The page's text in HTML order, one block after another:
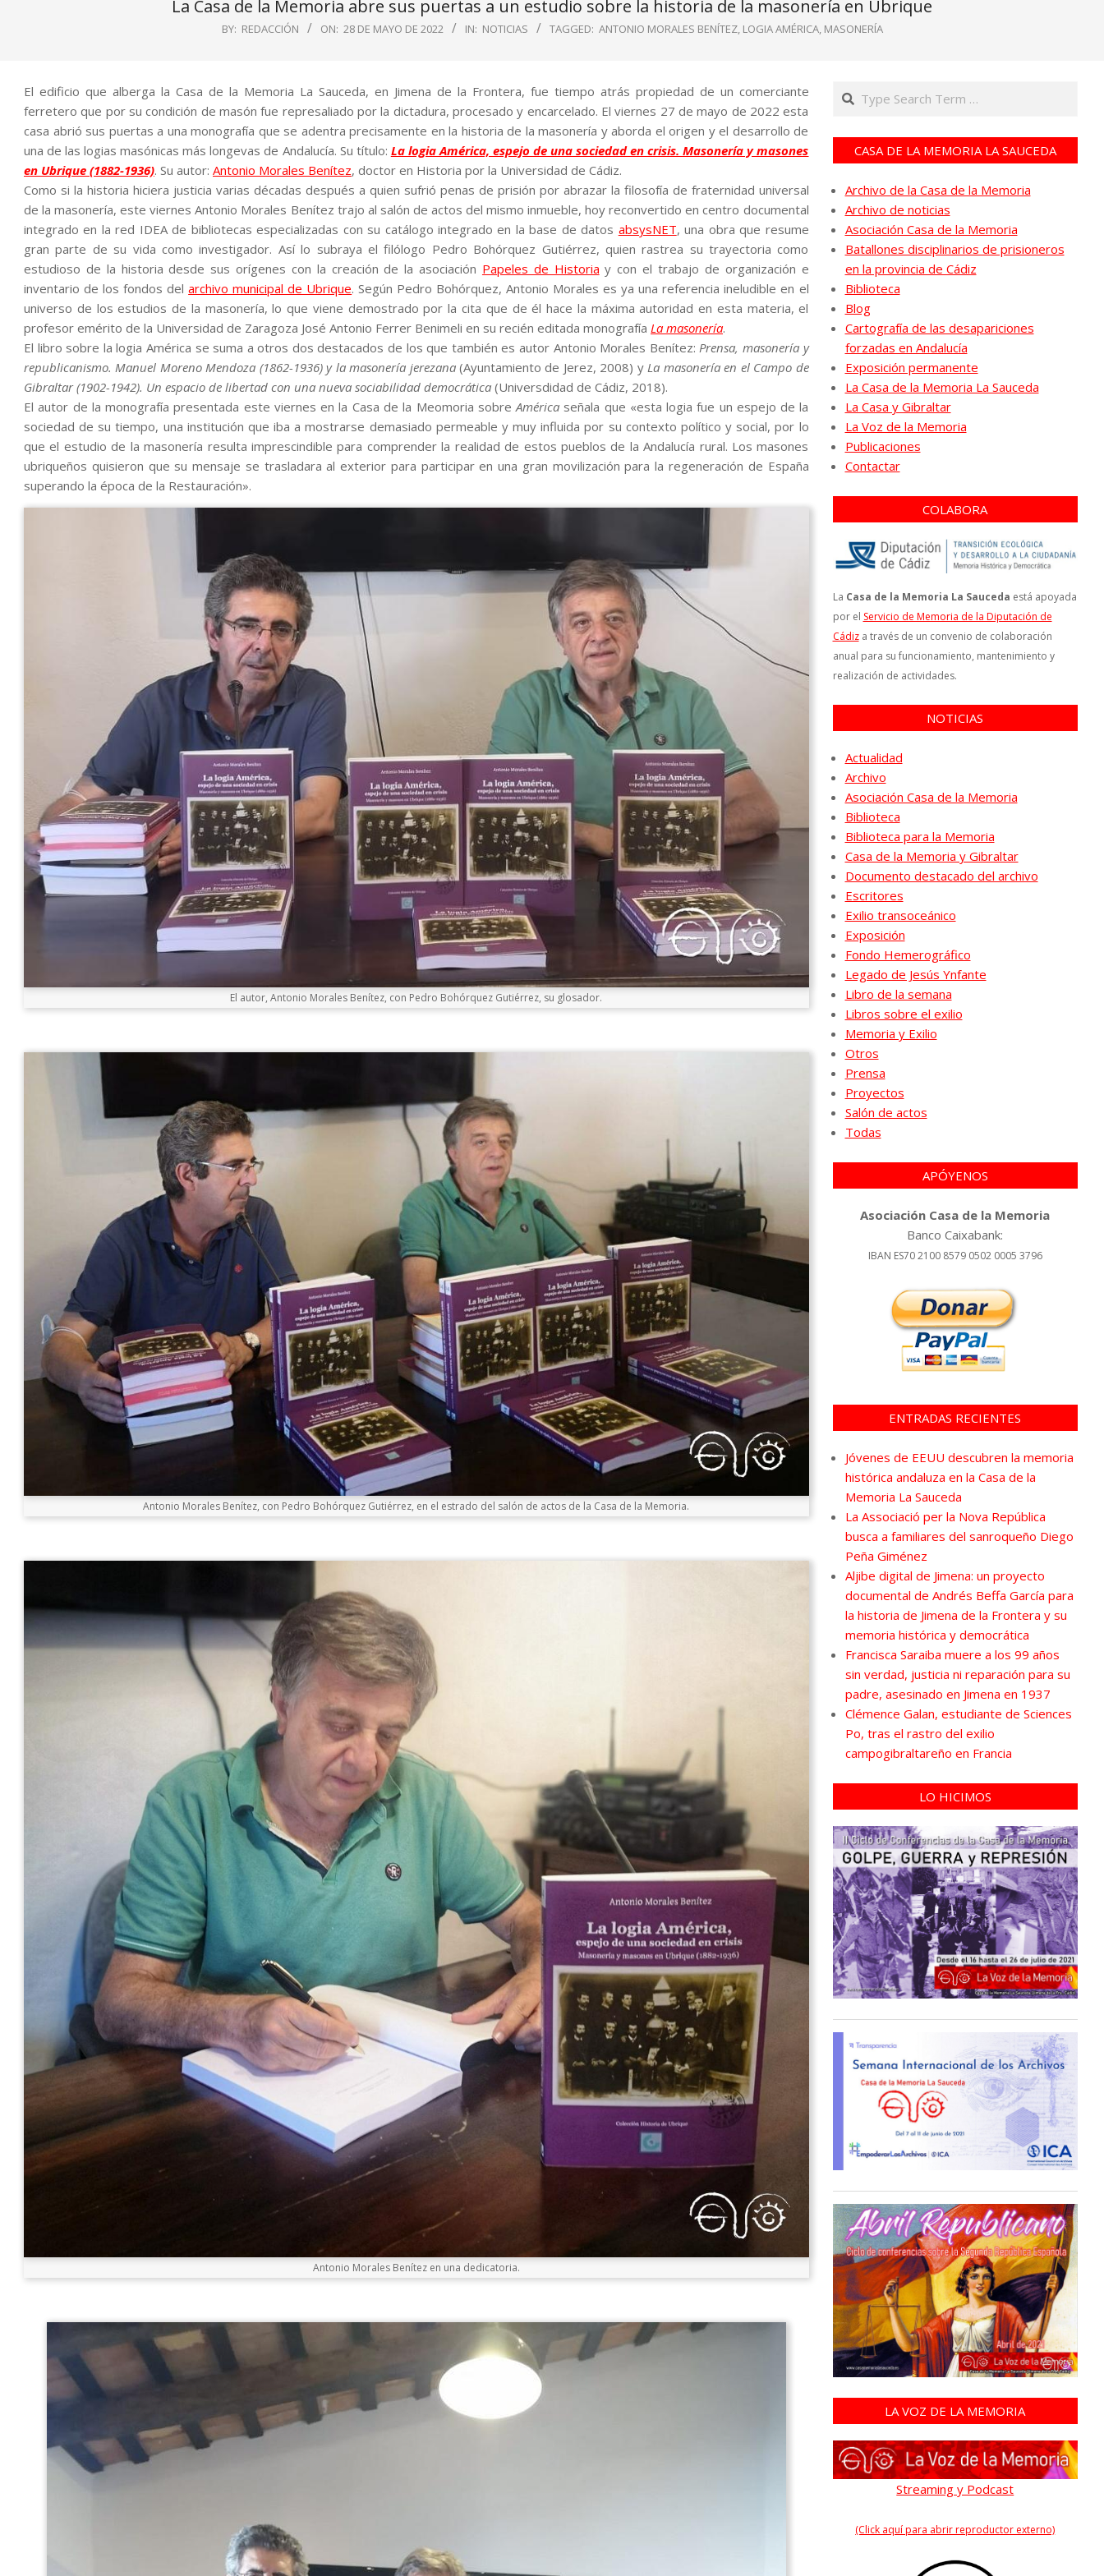
La Casa de la Memoria abre sus puertas a un estudio sobre la historia de la masonería en Ubrique
BY: REDACCIÓN ON: 28 DE MAYO DE 2022 IN: NOTICIAS TAGGED: ANTONIO MORALES BENÍTEZ, LOGIA AMÉRICA, MASONERÍA
El edificio que alberga la Casa de la Memoria La Sauceda, en Jimena de la Frontera, fue tiempo atrás propiedad de un comerciante
ferretero que por su condición de masón fue represaliado por la dictadura, procesado y encarcelado. El viernes 27 de mayo de 2022 esta
casa abrió sus puertas a una monografía que se adentra precisamente en la historia de la masonería y aborda el origen y el desarrollo de
una de las logias masónicas más longevas de Andalucía. Su título: La logia América, espejo de una sociedad en crisis. Masonería y masones
en Ubrique (1882-1936). Su autor: Antonio Morales Benítez, doctor en Historia por la Universidad de Cádiz.
Como si la historia hiciera justicia varias décadas después a quien sufrió penas de prisión por abrazar la filosofía de fraternidad universal
de la masonería, este viernes Antonio Morales Benítez trajo al salón de actos del mismo inmueble, hoy reconvertido en centro documental
integrado en la red IDEA de bibliotecas especializadas con su catálogo integrado en la base de datos absysNET, una obra que resume
gran parte de su vida como investigador. Así lo subraya el filólogo Pedro Bohórquez Gutiérrez, quien rastrea su trayectoria como
estudioso de la historia desde sus orígenes con la creación de la asociación Papeles de Historia y con el trabajo de organización e
inventario de los fondos delarchivo municipal de Ubrique. Según Pedro Bohórquez, Antonio Morales es ya una referencia ineludible en el
universo de los estudios de la masonería, lo que viene demostrado por la cita que de él hace la máxima autoridad en esta materia, el
profesor emérito de la Universidad de Zaragoza José Antonio Ferrer Benimeli en su recién editada monografía La masonería.
El libro sobre la logia América se suma a otros dos destacados de los que también es autor Antonio Morales Benítez:Prensa, masonería y
republicanismo. Manuel Moreno Mendoza (1862-1936) y la masonería jerezana(Ayuntamiento de Jerez, 2008) yLa masonería en el Campo de
Gibraltar (1902-1942). Un espacio de libertad con una nueva sociabilidad democrática (Universdidad de Cádiz, 2018).
El autor de la monografía presentada este viernes en la Casa de la Meomoria sobreAmérica señala que «esta logia fue un espejo de la
sociedad de su tiempo, una institución que iba a mostrarse demasiado permeable y muy influida por su contexto político y social, por lo
que el estudio de la masonería resulta imprescindible para comprender la realidad de estos pueblos de la Andalucía rural. Los masones
ubriqueños quisieron que su mensaje se trasladara al exterior para participar en una gran movilización para la regeneración de España
superando la época de la Restauración».
El autor, Antonio Morales Benítez, con Pedro Bohórquez Gutiérrez, su glosador.
Antonio Morales Benítez, con Pedro Bohórquez Gutiérrez, en el estrado del salón de actos de la Casa de la Memoria.
Antonio Morales Benítez en una dedicatoria.
Search
CASA DE LA MEMORIA LA SAUCEDA
Archivo de la Casa de la Memoria
Archivo de noticias
Asociación Casa de la Memoria
Batallones disciplinarios de prisioneros
en la provincia de Cádiz
Biblioteca
Blog
Cartografía de las desapariciones
forzadas en Andalucía
Exposición permanente
La Casa de la Memoria La Sauceda
La Casa y Gibraltar
La Voz de la Memoria
Publicaciones
Contactar
COLABORA
La Casa de la Memoria La Sauceda está apoyada
por el Servicio de Memoria de la Diputación de
Cádiza través de un convenio de colaboración
anual para su funcionamiento, mantenimiento y
realización de actividades.
NOTICIAS
Actualidad
Archivo
Asociación Casa de la Memoria
Biblioteca
Biblioteca para la Memoria
Casa de la Memoria y Gibraltar
Documento destacado del archivo
Escritores
Exilio transoceánico
Exposición
Fondo Hemerográfico
Legado de Jesús Ynfante
Libro de la semana
Libros sobre el exilio
Memoria y Exilio
Otros
Prensa
Proyectos
Salón de actos
Todas
APÓYENOS
Asociación Casa de la Memoria
Banco Caixabank:
IBAN ES70 2100 8579 0502 0005 3796
ENTRADAS RECIENTES
Jóvenes de EEUU descubren la memoria
histórica andaluza en la Casa de la
Memoria La Sauceda
La Associació per la Nova República
busca a familiares del sanroqueño Diego
Peña Giménez
Aljibe digital de Jimena: un proyecto
documental de Andrés Beffa García para
la historia de Jimena de la Frontera y su
memoria histórica y democrática
Francisca Saraiba muere a los 99 años
sin verdad, justicia ni reparación para su
padre, asesinado en Jimena en 1937
Clémence Galan, estudiante de Sciences
Po, tras el rastro del exilio
campogibraltareño en Francia
LO HICIMOS
LA VOZ DE LA MEMORIA
Streaming y Podcast
(Click aquí para abrir reproductor externo)